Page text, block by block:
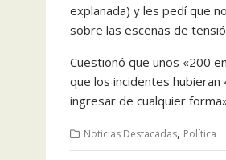
explanada) y les pedí que
sobre las escenas de
Cuestionó que unos «200
que los incidentes
ingresar de cualquier
Noticias Destacadas, Política